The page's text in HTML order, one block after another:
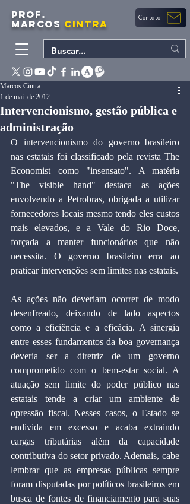
PROF.
MARCOS CINTRA Contato
Intervencionismo, gestão pública e
administração
Marcos Cintra
1 de mai. de 2012
O intervencionismo do governo brasileiro
nas estatais foi classificado pela revista The
Economist como "insensato". A matéria
"The visible hand" destaca as ações
envolvendo a Petrobras, obrigada a utilizar
fornecedores locais mesmo tendo eles custos
mais elevados, e a Vale do Rio Doce,
forçada a manter funcionários que não
necessita. O governo brasileiro erra ao
praticar intervenções sem limites nas estatais.
As ações não deveriam ocorrer de modo
desenfreado, deixando de lado aspectos
como a eficiência e a eficácia. A sinergia
entre esses fundamentos da boa governança
deveria ser a diretriz de um governo
comprometido com o bem-estar social. A
atuação sem limite do poder público nas
estatais tende a criar um ambiente de
opressão fiscal. Nesses casos, o Estado se
endivida em excesso e acaba extraindo
cargas tributárias além da capacidade
contributiva do setor privado. Ademais, cabe
lembrar que as empresas públicas sempre
foram disputadas por políticos brasileiros em
busca de fontes de financiamento para suas